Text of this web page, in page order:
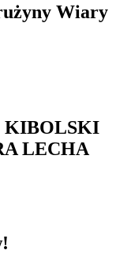
Wiary
KIBOLSKI
LECHA